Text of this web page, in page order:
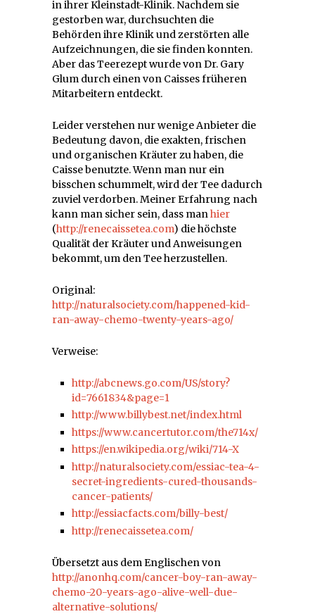
in ihrer Kleinstadt-Klinik. Nachdem sie
gestorben war, durchsuchten die
Behörden ihre Klinik und zerstörten alle
Aufzeichnungen, die sie finden konnten.
Aber das Teerezept wurde von Dr. Gary
Glum durch einen von Caisses früheren
Mitarbeitern entdeckt.
Leider verstehen nur wenige Anbieter die
Bedeutung davon, die exakten, frischen
und organischen Kräuter zu haben, die
Caisse benutzte. Wenn man nur ein
bisschen schummelt, wird der Tee dadurch
zuviel verdorben. Meiner Erfahrung nach
kann man sicher sein, dass manhier
(http://renecaissetea.com) die höchste
Qualität der Kräuter und Anweisungen
bekommt, um den Tee herzustellen.
Original:
http://naturalsociety.com/happened-kid-
ran-away-chemo-twenty-years-ago/
Verweise:
http://abcnews.go.com/US/story?
id=7661834&page=1
http://www.billybest.net/index.html
https://www.cancertutor.com/the714x/
https://en.wikipedia.org/wiki/714-X
http://naturalsociety.com/essiac-tea-4-
secret-ingredients-cured-thousands-
cancer-patients/
http://essiacfacts.com/billy-best/
http://renecaissetea.com/
Übersetzt aus dem Englischen von
http://anonhq.com/cancer-boy-ran-away-
chemo-20-years-ago-alive-well-due-
alternative-solutions/